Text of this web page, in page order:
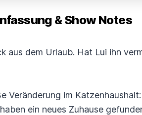
& Show Notes
aus dem Urlaub. Hat Lui ihn
Veränderung im
ein neues Zuhause